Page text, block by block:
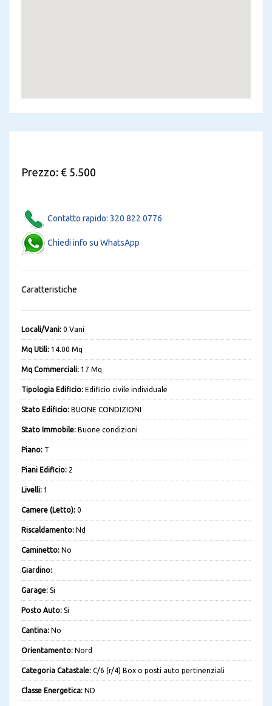
Prezzo: € 5.500
Contatto rapido: 320 822 0776
Chiedi info su WhatsApp
Caratteristiche
Locali/Vani: 0 Vani
Mq Utili: 14.00 Mq
Mq Commerciali: 17 Mq
Tipologia Edificio: Edificio civile individuale
Stato Edificio: BUONE CONDIZIONI
Stato Immobile: Buone condizioni
Piano: T
Piani Edificio: 2
Livelli: 1
Camere (Letto): 0
Riscaldamento: Nd
Caminetto: No
Giardino:
Garage: Si
Posto Auto: Si
Cantina: No
Orientamento: Nord
Categoria Catastale: C/6 (r/4) Box o posti auto pertinenziali
Classe Energetica: ND